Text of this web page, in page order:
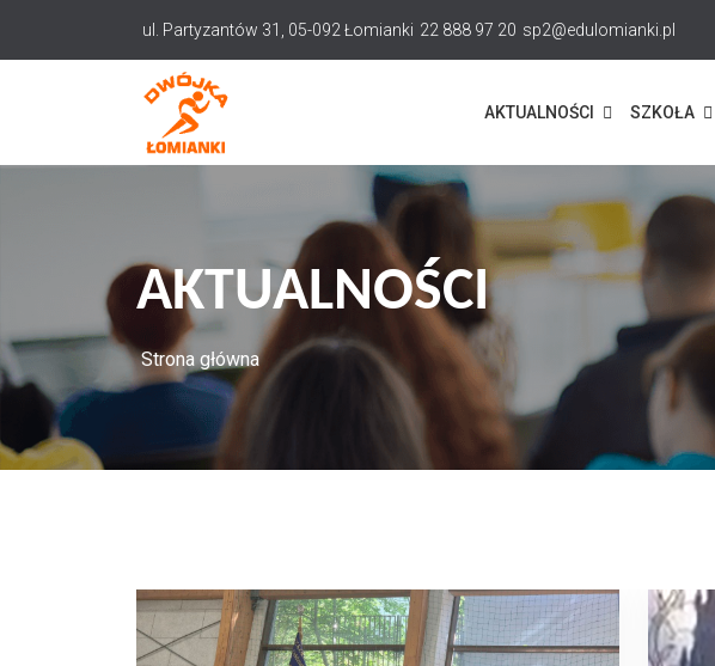
ul. Partyzantów 31, 05-092 Łomianki 22 888 97 20 sp2@edulomianki.pl
AKTUALNOŚCI SZKOŁA
AKTUALNOŚCI
Strona główna